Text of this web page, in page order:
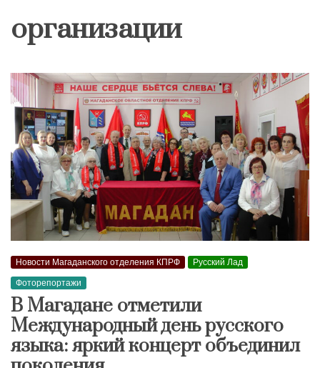
организации
Новости Магаданского отделения КПРФ
Русский Лад
Фоторепортажи
В Магадане отметили
Международный день русского
языка: яркий концерт объединил